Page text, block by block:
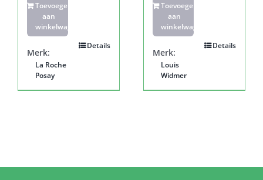
Toevoegen
aan
winkelwagen
Details
Merk:
La Roche
Posay
Toevoegen
aan
winkelwagen
Details
Merk:
Louis
Widmer